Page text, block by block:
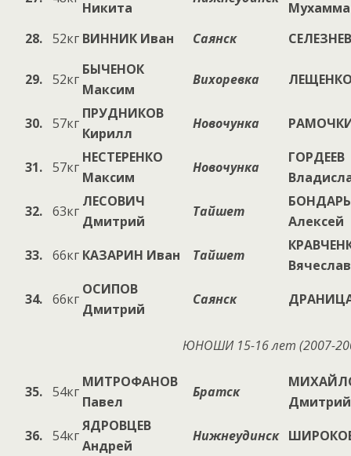
Никита
28. 52кг ВИННИК Иван Саянск
29. 52кг
БЫЧЕНОК
Максим
Вихоревка
30. 57кг
ПРУДНИКОВ
Кирилл
Новочунка
31. 57кг
НЕСТЕРЕНКО
Максим
Новочунка
ГОРДЕЕВ
32. 63кг
ЛЕСОВИЧ
Дмитрий
Тайшет
БОНДАРЬ
Алексей
33. 66кг КАЗАРИН Иван Тайшет
Вячеслав
34. 66кг
ОСИПОВ
Дмитрий
Саянск
ЮНОШИ 15-16 лет (2007-
35. 54кг
МИТРОФАНОВ
Павел
Братск
Дмитрий
36. 54кг
ЯДРОВЦЕВ
Андрей
Нижнеудинск